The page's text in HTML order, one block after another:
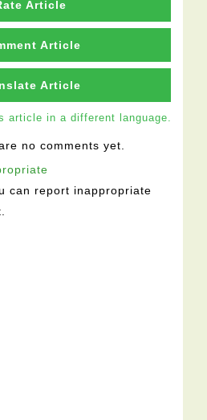
Article
Article
Article
article in a different language.
no comments yet.
can report inappropriate